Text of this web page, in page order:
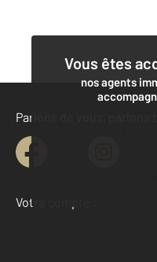
Vous êtes
nos agents
Parlons de vous, parlons
Votre compte :